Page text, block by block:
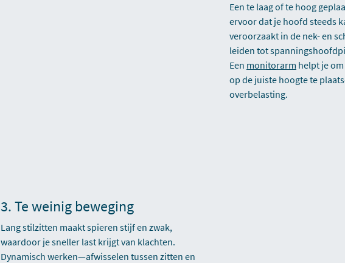
Een te laag of te hoog
ervoor dat je hoofd steeds
veroorzaakt in de nek- en
leiden tot
Een monitorarm helpt je
op de juiste hoogte te
overbelasting.
3. Te weinig beweging
Lang stilzitten maakt spieren stijf en zwak,
waardoor je sneller last krijgt van klachten.
Dynamisch werken—afwisselen tussen zitten en